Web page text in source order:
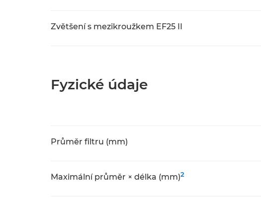
Zvětšení s mezikroužkem EF25 II
Fyzické údaje
Průměr filtru (mm)
Maximální průměr × délka (mm)2